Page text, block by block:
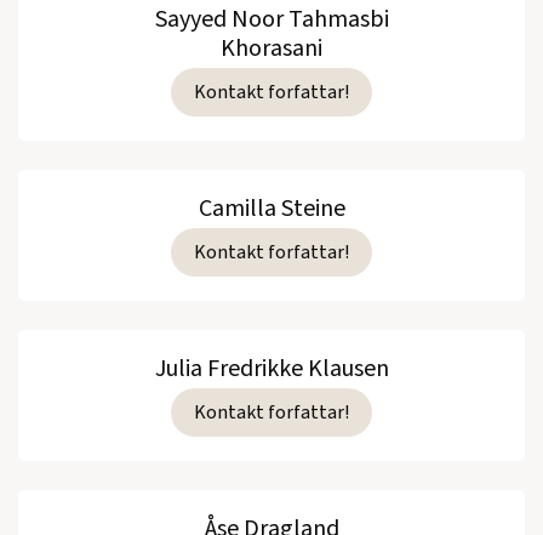
Sayyed Noor Tahmasbi
Khorasani
Kontakt forfattar!
Camilla Steine
Kontakt forfattar!
Julia Fredrikke Klausen
Kontakt forfattar!